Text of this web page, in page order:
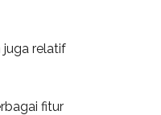
juga relatif
fitur